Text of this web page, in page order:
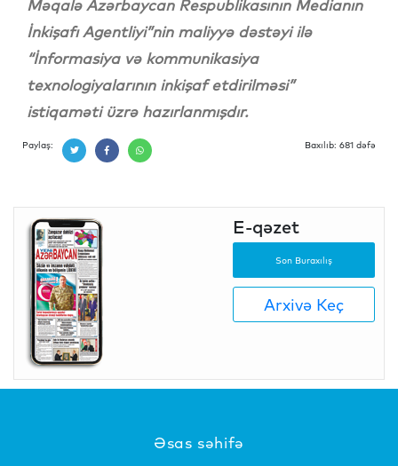
Məqalə Azərbaycan Respublikasının Medianın
İnkişafı Agentliyi”nin maliyyə dəstəyi ilə
“İnformasiya və kommunikasiya
texnologiyalarının inkişaf etdirilməsi”
istiqaməti üzrə hazırlanmışdır.
Paylaş: Baxılıb: 681 dəfə
E-qəzet
Son Buraxılış
Arxivə Keç
Əsas səhifə